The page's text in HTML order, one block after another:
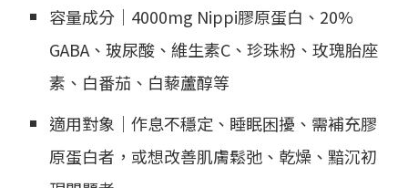
容量成分｜4000mg Nippi膠原蛋白、20%
GABA、玻尿酸、維生素C、珍珠粉、玫瑰胎座
素、白番茄、白藜蘆醇等
適用對象｜作息不穩定、睡眠困擾、需補充膠
原蛋白者，或想改善肌膚鬆弛、乾燥、黯沉初